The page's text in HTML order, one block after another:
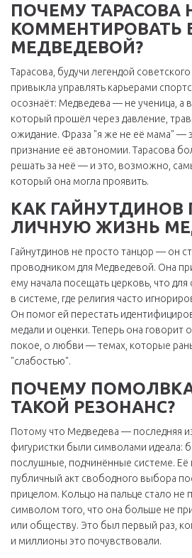
ПОЧЕМУ ТАРАСОВА
КОММЕНТИРОВАТЬ
МЕДВЕДЕВОЙ?
Тарасова, будучи легендой
привыкла управлять карьерами
осознаёт: Медведева — не ученица, а
который прошёл через давление,
ожидание. Фраза "я же не её мама" —
признание её автономии. Тарасова
решать за неё — и это, возможно,
который она могла проявить.
КАК
ЛИЧНУЮ ЖИЗНЬ
Гайнутдинов не просто танцор — он
проводником для Медведевой. Она
ему начала посещать церковь, что
в системе, где религия часто
Он помог ей перестать
медали и оценки. Теперь она говорит
покое, о любви — темах, которые
"слабостью".
ПОЧЕМУ
ТАКОЙ РЕЗОНАНС?
Потому что Медведева — последняя
фигуристки были символами идеала:
послушные, подчинённые системе.
публичный акт свободного выбора
прицелом. Кольцо на пальце стало
символом того, что она больше не
или обществу. Это был первый раз,
и миллионы это почувствовали.